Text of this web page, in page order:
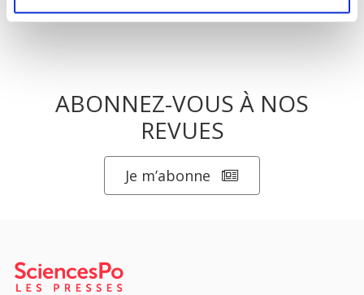
ABONNEZ-VOUS À NOS
REVUES
Je m’abonne